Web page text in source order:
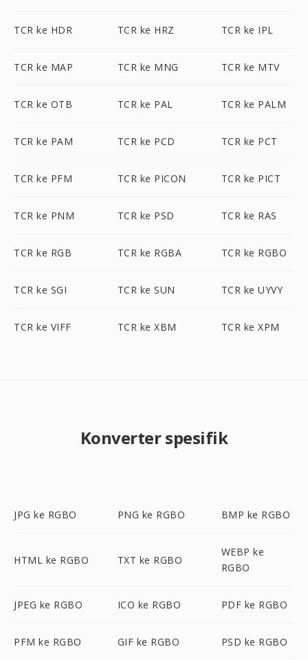
TCR ke HDR TCR ke HRZ TCR ke IPL
TCR ke MAP TCR ke MNG TCR ke MTV
TCR ke OTB TCR ke PAL TCR ke PALM
TCR ke PAM TCR ke PCD TCR ke PCT
TCR ke PFM TCR ke PICON TCR ke PICT
TCR ke PNM TCR ke PSD TCR ke RAS
TCR ke RGB TCR ke RGBA TCR ke RGBO
TCR ke SGI TCR ke SUN TCR ke UYVY
TCR ke VIFF TCR ke XBM TCR ke XPM
Konverter spesifik
JPG ke RGBO PNG ke RGBO BMP ke RGBO
HTML ke RGBO TXT ke RGBO
WEBP ke
RGBO
JPEG ke RGBO ICO ke RGBO PDF ke RGBO
PFM ke RGBO GIF ke RGBO PSD ke RGBO